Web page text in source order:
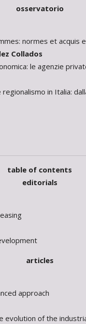
osservatorio
normes et acquis
Collados
le agenzie
in Italia:
table of contents
editorials
articles
approach
evolution of the